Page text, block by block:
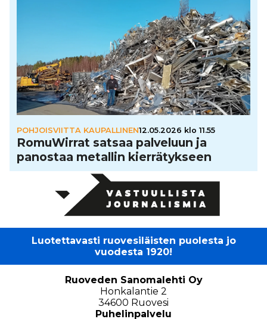
POHJOISVIITTA KAUPALLINEN12.05.2026 klo 11.55
Romu­Wir­rat satsaa palveluun ja
panostaa metallin kier­rä­tyk­seen
Luotettavasti ruovesiläisten puolesta jo
vuodesta 1920!
Ruoveden Sanomalehti Oy
Honkalantie 2
34600 Ruovesi
Puhelinpalvelu